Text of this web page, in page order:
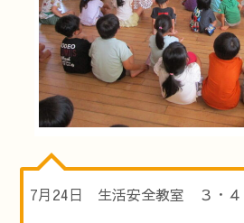
7月24日 生活安全教室 ３・４